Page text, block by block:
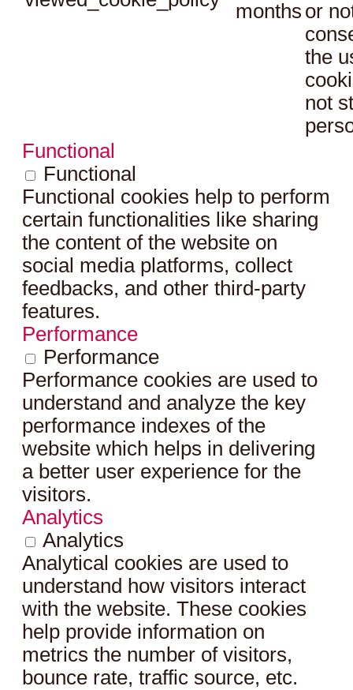
months or
the
not
Functional
Functional
Functional cookies help to perform
certain functionalities like sharing
the content of the website on
social media platforms, collect
feedbacks, and other third-party
features.
Performance
Performance
Performance cookies are used to
understand and analyze the key
performance indexes of the
website which helps in delivering
a better user experience for the
visitors.
Analytics
Analytics
Analytical cookies are used to
understand how visitors interact
with the website. These cookies
help provide information on
metrics the number of visitors,
bounce rate, traffic source, etc.